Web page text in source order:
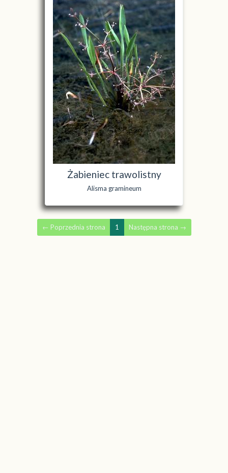
Żabieniec trawolistny
Alisma gramineum
← Poprzednia strona 1 Następna strona →